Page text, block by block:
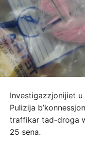
Investigazzjonijiet
Pulizija
traffikar tad-droga
25 sena.